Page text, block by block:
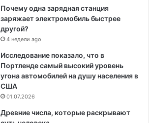
Почему одна зарядная станция
заряжает электромобиль быстрее
другой?
4 недели ago
Исследование показало, что в
Портленде самый высокий уровень
угона автомобилей на душу населения в
США
01.07.2026
Древние числа, которые раскрывают